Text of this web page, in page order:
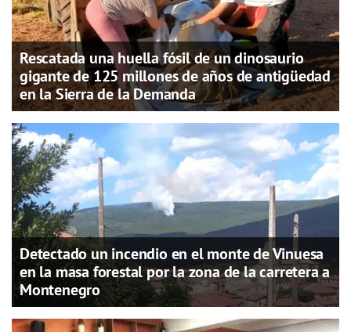
Rescatada una huella fósil de un dinosaurio
gigante de 125 millones de años de antigüedad
en la Sierra de la Demanda
Detectado un incendio en el monte de Vinuesa
en la masa forestal por la zona de la carretera a
Montenegro